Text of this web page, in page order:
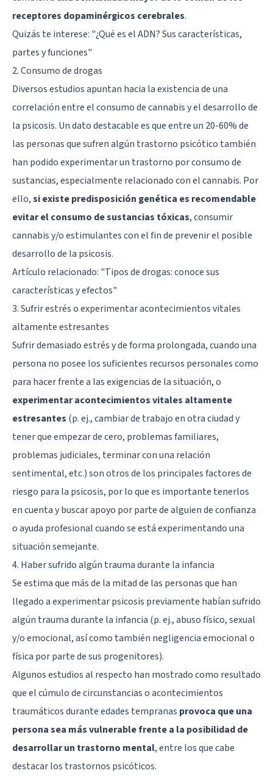
receptores dopaminérgicos cerebrales.
Quizás te interese: "¿Qué es el ADN? Sus características,
partes y funciones"
2. Consumo de drogas
Diversos estudios apuntan hacia la existencia de una
correlación entre el consumo de cannabis y el desarrollo de
la psicosis. Un dato destacable es que entre un 20-60% de
las personas que sufren algún trastorno psicótico también
han podido experimentar un trastorno por consumo de
sustancias, especialmente relacionado con el cannabis. Por
ello,si existe predisposición genética es recomendable
evitar el consumo de sustancias tóxicas, consumir
cannabis y/o estimulantes con el fin de prevenir el posible
desarrollo de la psicosis.
Artículo relacionado: "Tipos de drogas: conoce sus
características y efectos"
3. Sufrir estrés o experimentar acontecimientos vitales
altamente estresantes
Sufrir demasiado estrés y de forma prolongada, cuando una
persona no posee los suficientes recursos personales como
para hacer frente a las exigencias de la situación, o
experimentar acontecimientos vitales altamente
estresantes (p. ej., cambiar de trabajo en otra ciudad y
tener que empezar de cero, problemas familiares,
problemas judiciales, terminar con una relación
sentimental, etc.) son otros de los principales factores de
riesgo para la psicosis, por lo que es importante tenerlos
en cuenta y buscar apoyo por parte de alguien de confianza
o ayuda profesional cuando se está experimentando una
situación semejante.
4. Haber sufrido algún trauma durante la infancia
Se estima que más de la mitad de las personas que han
llegado a experimentar psicosis previamente habían sufrido
algún trauma durante la infancia (p. ej., abuso físico, sexual
y/o emocional, así como también negligencia emocional o
física por parte de sus progenitores).
Algunos estudios al respecto han mostrado como resultado
que el cúmulo de circunstancias o acontecimientos
traumáticos durante edades tempranas provoca que una
persona sea más vulnerable frente a la posibilidad de
desarrollar un trastorno mental, entre los que cabe
destacar los trastornos psicóticos.